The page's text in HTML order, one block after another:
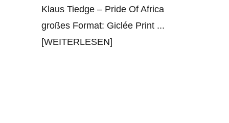
Klaus Tiedge – Pride Of Africa
großes Format: Giclée Print ...
[WEITERLESEN]